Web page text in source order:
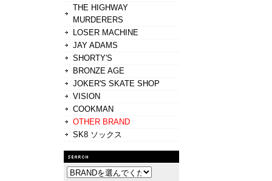
THE HIGHWAY
MURDERERS
LOSER MACHINE
JAY ADAMS
SHORTY'S
BRONZE AGE
JOKER'S SKATE SHOP
VISION
COOKMAN
OTHER BRAND
SK8 ソックス